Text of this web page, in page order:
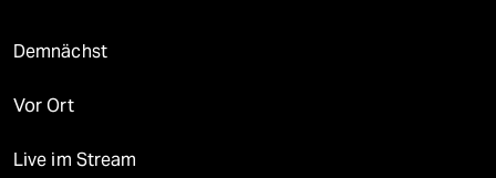
Demnächst
Vor Ort
Live im Stream